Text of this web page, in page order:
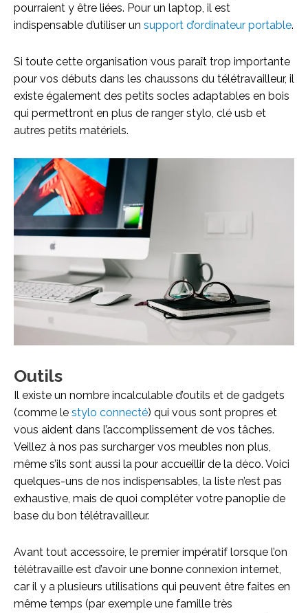
pourraient y être liées. Pour un laptop, il est
indispensable d’utiliser un support d’ordinateur portable.
Si toute cette organisation vous paraît trop importante
pour vos débuts dans les chaussons du télétravailleur, il
existe également des petits socles adaptables en bois
qui permettront en plus de ranger stylo, clé usb et
autres petits matériels.
Outils
Il existe un nombre incalculable d’outils et de gadgets
(comme le stylo connecté) qui vous sont propres et
vous aident dans l’accomplissement de vos tâches.
Veillez à nos pas surcharger vos meubles non plus,
même s’ils sont aussi la pour accueillir de la déco. Voici
quelques-uns de nos indispensables, la liste n’est pas
exhaustive, mais de quoi compléter votre panoplie de
base du bon télétravailleur.
Avant tout accessoire, le premier impératif lorsque l’on
télétravaille est d’avoir une bonne connexion internet,
car il y a plusieurs utilisations qui peuvent être faites en
même temps (par exemple une famille très